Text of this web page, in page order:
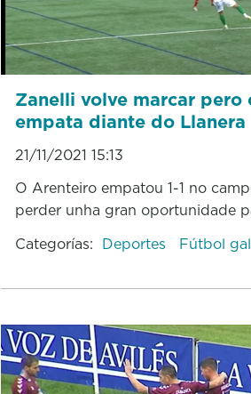
Zanelli volve marcar pero
empata diante do Llanera
21/11/2021 15:13
O Arenteiro empatou 1-1 no
perder unha gran oportunidade
Categorías: Deportes Fútbol